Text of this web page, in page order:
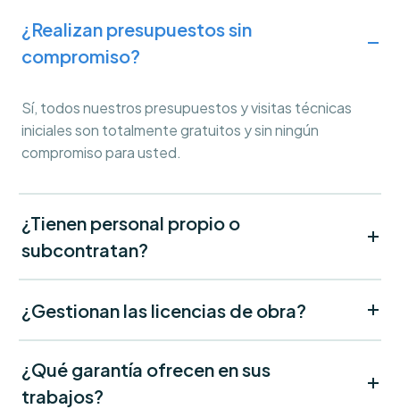
¿Realizan presupuestos sin
compromiso?
Sí, todos nuestros presupuestos y visitas técnicas
iniciales son totalmente gratuitos y sin ningún
compromiso para usted.
¿Tienen personal propio o
subcontratan?
¿Gestionan las licencias de obra?
¿Qué garantía ofrecen en sus
trabajos?